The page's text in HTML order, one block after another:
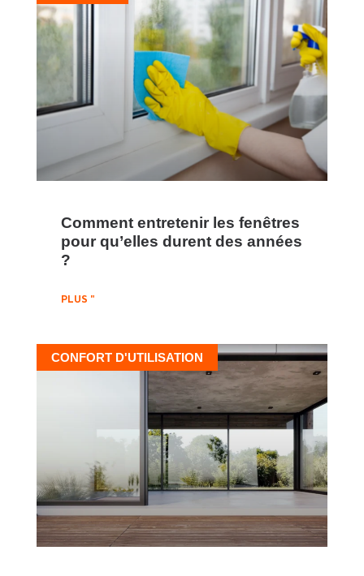
Comment entretenir les fenêtres
pour qu’elles durent des années
?
PLUS "
CONFORT D'UTILISATION